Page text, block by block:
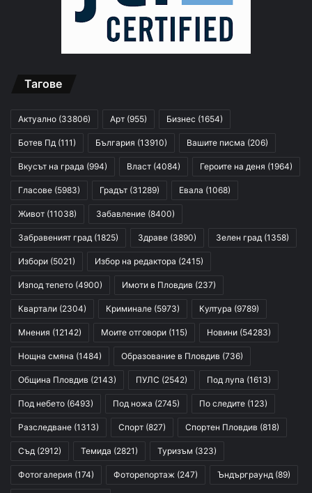
Тагове
Актуално (33806) Арт (955) Бизнес (1654)
Ботев Пд (111) България (13910) Вашите писма (206)
Вкусът на града (994) Власт (4084) Героите на деня (1964)
Гласове (5983) Градът (31289) Евала (1068)
Живот (11038) Забавление (8400)
Забравеният град (1825) Здраве (3890) Зелен град (1358)
Избори (5021) Избор на редактора (2415)
Изпод тепето (4900) Имоти в Пловдив (237)
Квартали (2304) Криминале (5973) Култура (9789)
Мнения (12142) Моите отговори (115) Новини (54283)
Нощна смяна (1484) Образование в Пловдив (736)
Община Пловдив (2143) ПУЛС (2542) Под лупа (1613)
Под небето (6493) Под ножа (2745) По следите (123)
Разследване (1313) Спорт (827) Спортен Пловдив (818)
Съд (2912) Темида (2821) Туризъм (323)
Фотогалерия (174) Фоторепортаж (247) Ъндърграунд (89)